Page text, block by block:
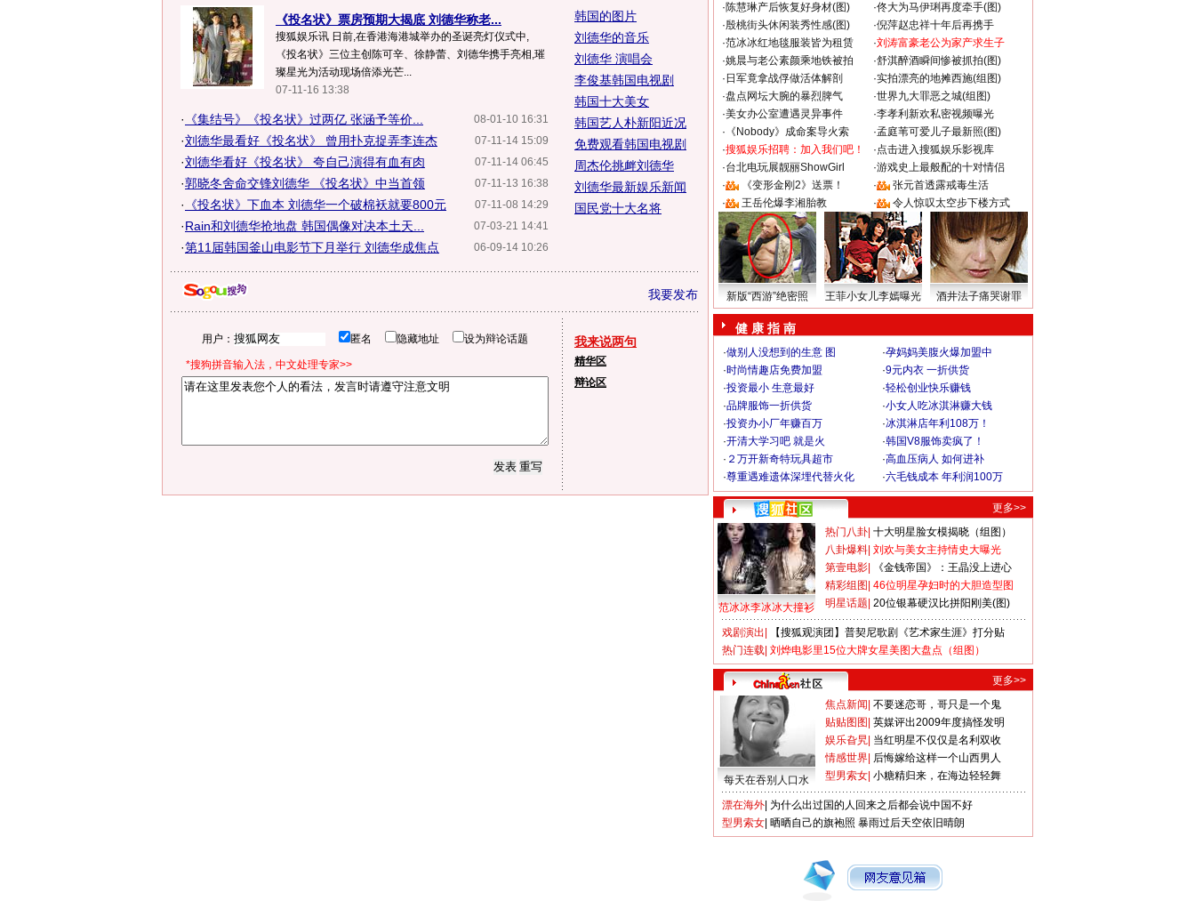
《投名状》票房预期大揭底 刘德华称老...
搜狐娱乐讯 日前,在香港海港城举办的圣诞亮灯仪式中,
《投名状》三位主创陈可辛、徐静蕾、刘德华携手亮相,璀
璨星光为活动现场倍添光芒...
07-11-16 13:38
08-01-10 16:31
· 《集结号》《投名状》过两亿 张涵予等价...
07-11-14 15:09
·刘德华最看好《投名状》 曾用扑克捉弄李连杰
07-11-14 06:45
·刘德华看好《投名状》 夸自己演得有血有肉
07-11-13 16:38
·郭晓冬舍命交锋刘德华 《投名状》中当首领
07-11-08 14:29
· 《投名状》下血本 刘德华一个破棉袄就要800元
07-03-21 14:41
·Rain和刘德华抢地盘 韩国偶像对决本土天...
06-09-14 10:26
·第11届韩国釜山电影节下月举行 刘德华成焦点
韩国的图片
刘德华的音乐
刘德华 演唱会
李俊基韩国电视剧
韩国十大美女
韩国艺人朴新阳近况
免费观看韩国电视剧
周杰伦挑衅刘德华
刘德华最新娱乐新闻
国民党十大名将
我要发布
用户： 匿名 隐藏地址 设为辩论话题
*搜狗拼音输入法，中文处理专家>>
我来说两句
精华区
辩论区
·陈慧琳产后恢复好身材(图) ·佟大为马伊琍再度牵手(图)
·殷桃街头休闲装秀性感(图) ·倪萍赵忠祥十年后再携手
·范冰冰红地毯服装皆为租赁 ·刘涛富豪老公为家产求生子
·姚晨与老公素颜乘地铁被拍 ·舒淇醉酒瞬间惨被抓拍(图)
· 日军竟拿战俘做活体解剖 ·实拍漂亮的地摊西施(组图)
·盘点网坛大腕的暴烈脾气 ·世界九大罪恶之城(组图)
·美女办公室遭遇灵异事件 ·李孝利新欢私密视频曝光
· 《Nobody》成命案导火索 ·孟庭苇可爱儿子最新照(图)
·搜狐娱乐招聘：加入我们吧！ ·点击进入搜狐娱乐影视库
·台北电玩展靓丽ShowGirl ·游戏史上最般配的十对情侣
·
《变形金刚2》送票！ ·
张元首透露戒毒生活
·
王岳伦爆李湘胎教 · 令人惊叹太空步下楼方式
新版“西游”绝密照 王菲小女儿李嫣曝光 酒井法子痛哭谢罪
健 康 指 南
·做别人没想到的生意 图 ·孕妈妈美腹火爆加盟中
·时尚情趣店免费加盟 ·9元内衣 一折供货
·投资最小 生意最好 ·轻松创业快乐赚钱
·品牌服饰一折供货 ·小女人吃冰淇淋赚大钱
·投资办小厂年赚百万 ·冰淇淋店年利108万！
·开清大学习吧 就是火 ·韩国V8服饰卖疯了！
· ２万开新奇特玩具超市 ·高血压病人 如何进补
·尊重遇难遗体深埋代替火化 ·六毛钱成本 年利润100万
更多>>
范冰冰李冰冰大撞衫
热门八卦 十大明星脸女模揭晓（组图）
八卦爆料 刘欢与美女主持情史大曝光
第壹电影
《金钱帝国》：王晶没上进心
精彩组图 46位明星孕妇时的大胆造型图
明星话题 20位银幕硬汉比拼阳刚美(图)
戏剧演出
【搜狐观演团】普契尼歌剧《艺术家生涯》打分贴
热门连载 刘烨电影里15位大牌女星美图大盘点（组图）
更多>>
每天在吞别人口水
焦点新闻 不要迷恋哥，哥只是一个鬼
贴贴图图 英媒评出2009年度搞怪发明
娱乐旮旯 当红明星不仅仅是名利双收
情感世界 后悔嫁给这样一个山西男人
型男索女 小糖精归来，在海边轻轻舞
漂在海外 为什么出过国的人回来之后都会说中国不好
型男索女 晒晒自己的旗袍照 暴雨过后天空依旧晴朗